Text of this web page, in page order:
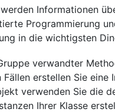
Informationen
Programmierung
in die wichtigsten
verwandter
erstellen Sie
verwenden Sie die
Ihrer Klasse